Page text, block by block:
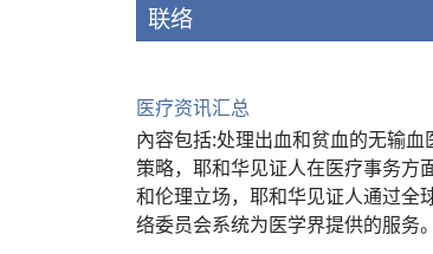
联络
医疗资讯汇总
內容包括:处理出血和贫血的无输血
策略，耶和华见证人在医疗事务方
和伦理立场，耶和华见证人通过全
络委员会系统为医学界提供的服务。